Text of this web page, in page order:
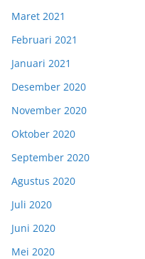
Maret 2021
Februari 2021
Januari 2021
Desember 2020
November 2020
Oktober 2020
September 2020
Agustus 2020
Juli 2020
Juni 2020
Mei 2020